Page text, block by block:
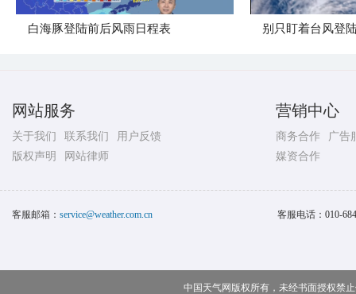
白海豚登陆前后风雨日程表 别只盯着台风登
网站服务
关于我们 联系我们
用户反馈
版权声明
网站律师
营销中心
商务合作
广告
媒资合作
客服邮箱： service@weather.com.cn 客服电话： 010-
中国天气网版权所有，未经书面授权